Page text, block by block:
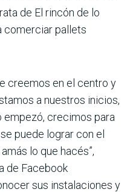
de El rincón de lo
comerciar pallets
creemos en el centro y
a nuestros inicios,
empezó, crecimos para
puede lograr con el
lo que hacés”,
de Facebook
sus ins­talaciones y